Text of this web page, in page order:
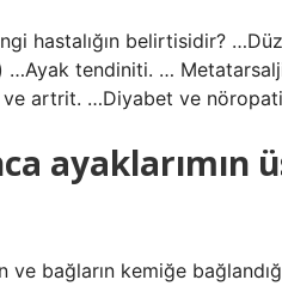
hastalığın belirtisidir?
tendiniti. …
ve artrit. …Diyabet ve
ayaklarımın
ve bağların kemiğe